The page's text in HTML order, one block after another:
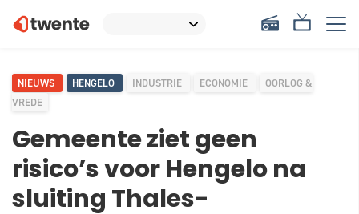
NIEUWS HENGELO INDUSTRIE ECONOMIE
OORLOG &
VREDE
Gemeente ziet geen
risico’s voor Hengelo na
sluiting Thales-